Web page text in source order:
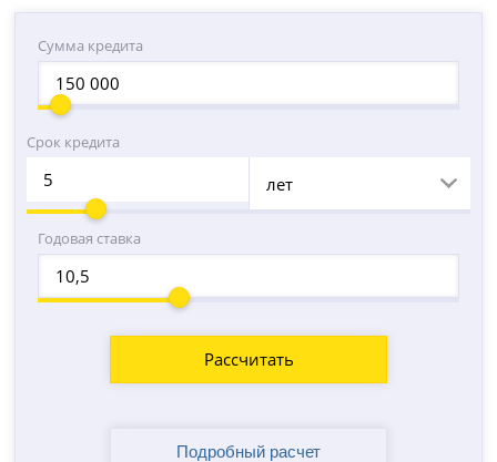
Сумма кредита
Срок кредита
лет
Годовая ставка
Рассчитать